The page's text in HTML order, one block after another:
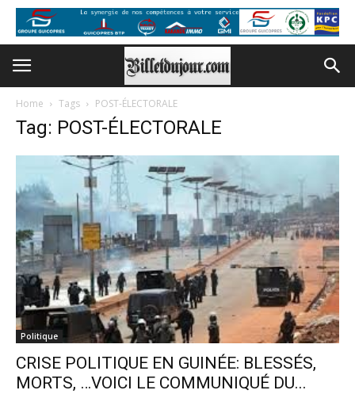
Home Tags POST-ÉLECTORALE
Tag: POST-ÉLECTORALE
Politique
CRISE POLITIQUE EN GUINÉE: BLESSÉS,
MORTS, …VOICI LE COMMUNIQUÉ DU...